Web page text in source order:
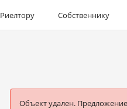
Риелтору Собственнику
Объект удален.